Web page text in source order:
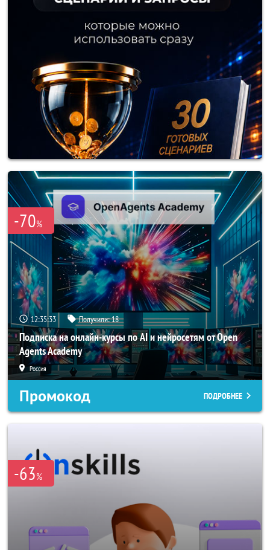
-70%
12:35:31 Получили:18
Подписка на онлайн-курсы по AI и нейросетям от Open
Agents Academy
Россия
Промокод ПОДРОБНЕЕ
-63%